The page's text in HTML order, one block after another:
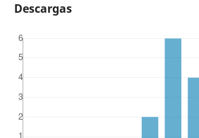
Descargas